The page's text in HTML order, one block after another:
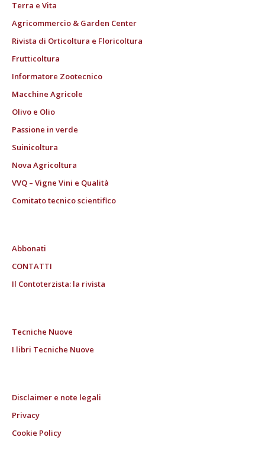
Terra e Vita
Agricommercio & Garden Center
Rivista di Orticoltura e Floricoltura
Frutticoltura
Informatore Zootecnico
Macchine Agricole
Olivo e Olio
Passione in verde
Suinicoltura
Nova Agricoltura
VVQ – Vigne Vini e Qualità
Comitato tecnico scientifico
Abbonati
CONTATTI
Il Contoterzista: la rivista
Tecniche Nuove
I libri Tecniche Nuove
Disclaimer e note legali
Privacy
Cookie Policy